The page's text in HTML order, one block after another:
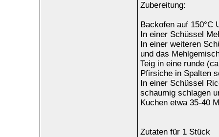
Zubereitung:
Backofen auf 150°C
In einer Schüssel
In einer weiteren
und das
Teig in eine runde
Pfirsiche in Spalten
In einer Schüssel
schaumig schlagen
Kuchen etwa 35-40
Zutaten für 1 Stück